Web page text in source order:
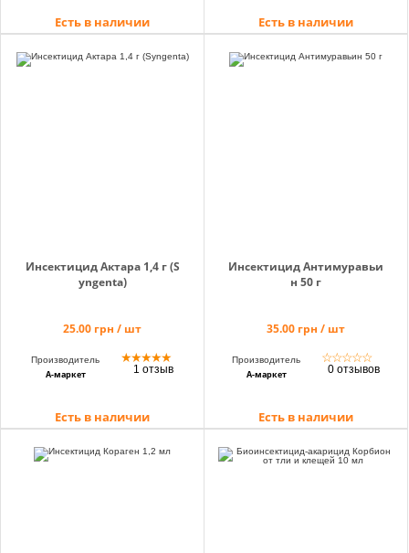
Есть в наличии Есть в наличии
Инсектицид Актара 1,4 г (S
yngenta)
25.00 грн / шт
Производитель
А-маркет
★★★★★
1 отзыв
Есть в наличии
Инсектицид Антимуравьи
н 50 г
35.00 грн / шт
Производитель
А-маркет
☆☆☆☆☆
0 отзывов
Есть в наличии